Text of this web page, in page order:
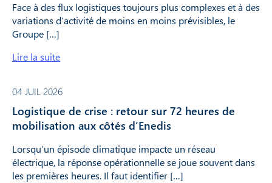
Face à des flux logistiques toujours plus complexes et à des
variations d’activité de moins en moins prévisibles, le
Groupe […]
Lire la suite
04 JUIL 2026
Logistique de crise : retour sur 72 heures de
mobilisation aux côtés d’Enedis
Lorsqu’un épisode climatique impacte un réseau
électrique, la réponse opérationnelle se joue souvent dans
les premières heures. Il faut identifier […]